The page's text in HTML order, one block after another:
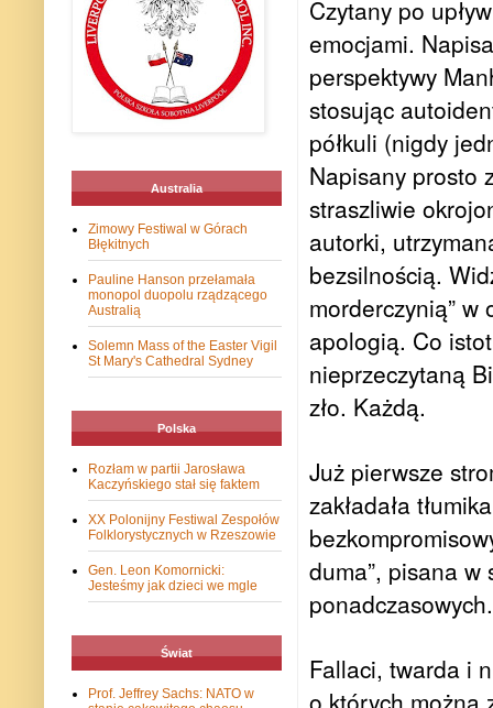
Czytany po
emocjami.
perspektywy
stosując
półkuli (nigdy
Napisany prosto
straszliwie
autorki,
bezsilnością.
morderczynią”
apologią. Co
nieprzeczytaną
zło. Każdą.
Już pierwsze
zakładała
duma”, pisana w
ponadczasowych.
Fallaci, twarda i
Australia
Zimowy Festiwal w Górach
Błękitnych
Pauline Hanson przełamała
monopol duopolu rządzącego
Australią
Solemn Mass of the Easter Vigil
St Mary's Cathedral Sydney
Polska
Rozłam w partii Jarosława
Kaczyńskiego stał się faktem
XX Polonijny Festiwal Zespołów
Folklorystycznych w Rzeszowie
Gen. Leon Komornicki:
Jesteśmy jak dzieci we mgle
Świat
Prof. Jeffrey Sachs: NATO w